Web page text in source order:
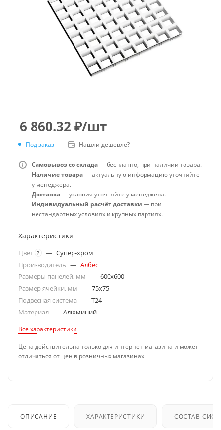
6 860.32 ₽/шт
Под заказ Нашли дешевле?
Самовывоз со склада— бесплатно, при наличии товара.
Наличие товара— актуальную информацию уточняйте
у менеджера.
Доставка— условия уточняйте у менеджера.
Индивидуальный расчёт доставки — при
нестандартных условиях и крупных партиях.
Характеристики
Цвет ? — Супер-хром
Производитель — Албес
Размеры панелей, мм — 600x600
Размер ячейки, мм — 75x75
Подвесная система — T24
Материал — Алюминий
Все характеристики
Цена действительна только для интернет-магазина и может
отличаться от цен в розничных магазинах
ОПИСАНИЕ ХАРАКТЕРИСТИКИ СОСТАВ